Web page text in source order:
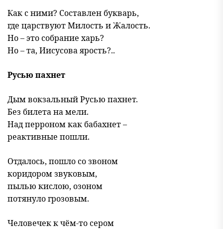
Как с ними? Составлен букварь,
где царствуют Милость и Жалость.
Но – это собрание харь?
Но – та, Иисусова ярость?..
Русью пахнет
Дым вокзальный Русью пахнет.
Без билета на мели.
Над перроном как бабахнет –
реактивные пошли.
Отдалось, пошло со звоном
коридором звуковым,
пылью кислою, озоном
потянуло грозовым.
Человечек к чём-то сером